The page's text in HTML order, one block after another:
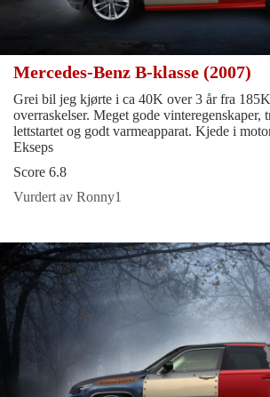
Mercedes-Benz B-klasse (2007)
Grei bil jeg kjørte i ca 40K over 3 år fra
overraskelser. Meget gode vinteregenskaper,
lettstartet og godt varmeapparat. Kjede i
Ekseps
Score 6.8
Vurdert av Ronny1